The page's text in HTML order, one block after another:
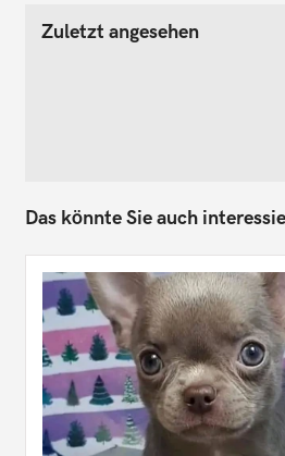
Zuletzt angesehen
Das könnte Sie auch